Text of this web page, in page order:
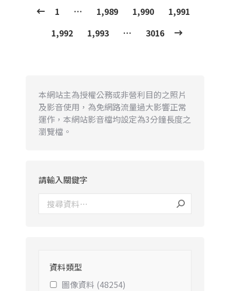
1 … 1,989 1,990
1,991
1,992
1,993 … 3016
本網站主為授權公務或非營利目的之照片
及影音使用，為免網路流量過大影響正常
運作，本網站影音檔均設定為3分鐘長度之
瀏覽檔。
請輸入關鍵字
資料類型
圖像資料 (48254)